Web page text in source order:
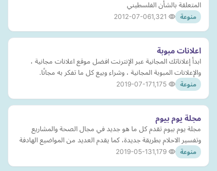
المتعلقة بالشأن الفلسطيني
منوعة 2012-07-06
اعلانات مبوبة
ابدأ إعلاناتك المجانية عبر الإنترنت افضل موقع اعلانات مجانية ،
والإعلانات المبوبة المجانية ، وشراء وبيع كل ما تفكر به مجانًا.
منوعة 2019-07-17
مجلة يوم بيوم
مجلة يوم بيوم تقدم كل ما هو جديد في مجال الصحة والمشاريع
وتفسير الاحلام بطريقة جديدة، كما يقدم العديد من المواضيع الهادفة
منوعة 2019-05-13